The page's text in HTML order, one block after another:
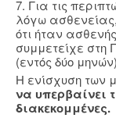
7. Για τις
λόγω
ότι ήταν
συμμετείχε στη
(εντός δύο
Η ενίσχυση των
να υπερβαίνει
διακεκομμένες.